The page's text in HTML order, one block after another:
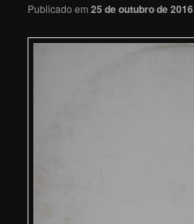
Publicado em25 de outubro de 2016